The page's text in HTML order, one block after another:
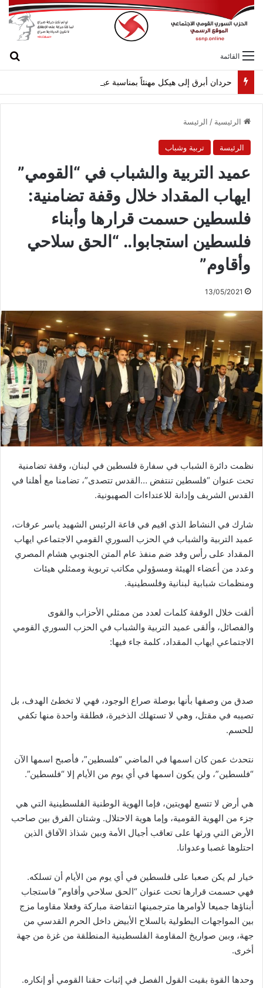
القائمة
حردان أبرق إلى هيكل مهنئاً بمناسبة عيد الجيش
الرئيسية / الرئيسة
الرئيسة تربية وشباب
عميد التربية والشباب في “القومي”
ايهاب المقداد خلال وقفة تضامنية:
فلسطين حسمت قرارها وأبناء
فلسطين استجابوا.. “الحق سلاحي
وأقاوم”
13/05/2021
نظمت دائرة الشباب في سفارة فلسطين في لبنان، وقفة تضامنية
تحت عنوان “فلسطين تنتفض …القدس تتصدى”، تضامنا مع أهلنا في
القدس الشريف وإدانة للاعتداءات الصهيونية.
شارك في النشاط الذي اقيم في قاعة الرئيس الشهيد ياسر عرفات،
عميد التربية والشباب في الحزب السوري القومي الاجتماعي ايهاب
المقداد على رأس وفد ضم منفذ عام المتن الجنوبي هشام المصري
وعدد من أعضاء الهيئة ومسؤولي مكاتب تربوية وممثلي هيئات
ومنظمات شبابية لبنانية وفلسطينية.
ألقت خلال الوقفة كلمات لعدد من ممثلي الأحزاب والقوى
والفصائل، وألقى عميد التربية والشباب في الحزب السوري القومي
الاجتماعي ايهاب المقداد، كلمة جاء فيها:
صدق من وصفها بأنها بوصلة صراع الوجود، فهي لا تخطئ الهدف، بل
تصيبه في مقتل، وهي لا تستهلك الذخيرة، فطلقة واحدة منها تكفي
للحسم.
نتحدث عمن كان اسمها في الماضي “فلسطين”، فأصبح اسمها الآن
“فلسطين”، ولن يكون اسمها في أي يوم من الأيام إلا “فلسطين”.
هي أرض لا تتسع لهويتين، فإما الهوية الوطنية الفلسطينية التي هي
جزء من الهوية القومية، وإما هوية الاحتلال. وشتان الفرق بين صاحب
الأرض التي ورثها على تعاقب أجيال الأمة وبين شذاذ الآفاق الذين
احتلوها غصبا وعدوانا.
خيار لم يكن صعبا على فلسطين في أي يوم من الأيام أن تسلكه.
فهي حسمت قرارها تحت عنوان “الحق سلاحي وأقاوم” فاستجاب
أبناؤها جميعا لأوامرها مترجمينها انتفاضة مباركة وفعلا مقاوما مزج
بين المواجهات البطولية بالسلاح الأبيض داخل الحرم القدسي من
جهة، وبين صواريخ المقاومة الفلسطينية المنطلقة من غزة من جهة
أخرى.
وحدها القوة بقيت القول الفصل في إثبات حقنا القومي أو إنكاره.